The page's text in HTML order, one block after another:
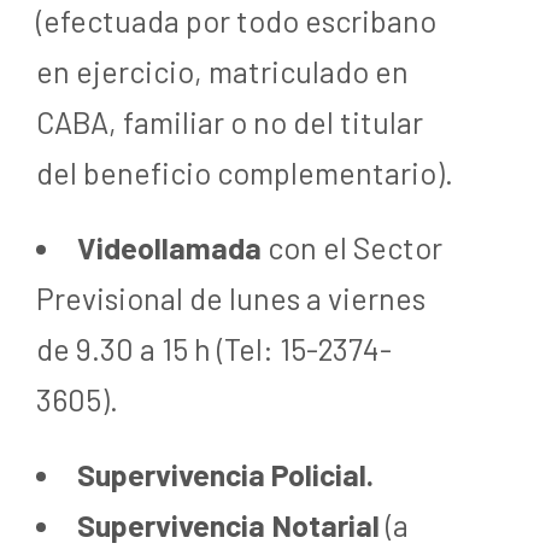
(efectuada por todo escribano
en ejercicio, matriculado en
CABA, familiar o no del titular
del beneficio complementario).
Videollamada con el Sector
Previsional de lunes a viernes
de 9.30 a 15 h (Tel: 15-2374-
3605).
Supervivencia Policial.
Supervivencia Notarial (a